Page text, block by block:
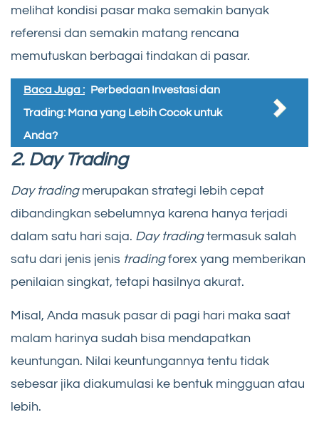
melihat kondisi pasar maka semakin banyak
referensi dan semakin matang rencana
memutuskan berbagai tindakan di pasar.
Baca Juga : Perbedaan Investasi dan
Trading: Mana yang Lebih Cocok untuk
Anda?
2. Day Trading
Day trading merupakan strategi lebih cepat
dibandingkan sebelumnya karena hanya terjadi
dalam satu hari saja. Day tradingtermasuk salah
satu dari jenis jenis tradingforex yang memberikan
penilaian singkat, tetapi hasilnya akurat.
Misal, Anda masuk pasar di pagi hari maka saat
malam harinya sudah bisa mendapatkan
keuntungan. Nilai keuntungannya tentu tidak
sebesar jika diakumulasi ke bentuk mingguan atau
lebih.